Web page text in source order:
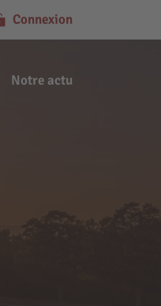
Notre actu
Connexion